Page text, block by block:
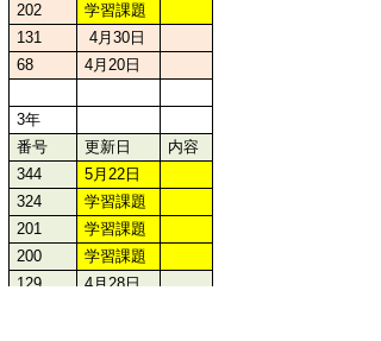
202
学習課題
131
4月30日
68
4月20日
3年
番号
更新日
内容
344
5月22日
324
学習課題
201
学習課題
200
学習課題
129
4月28日